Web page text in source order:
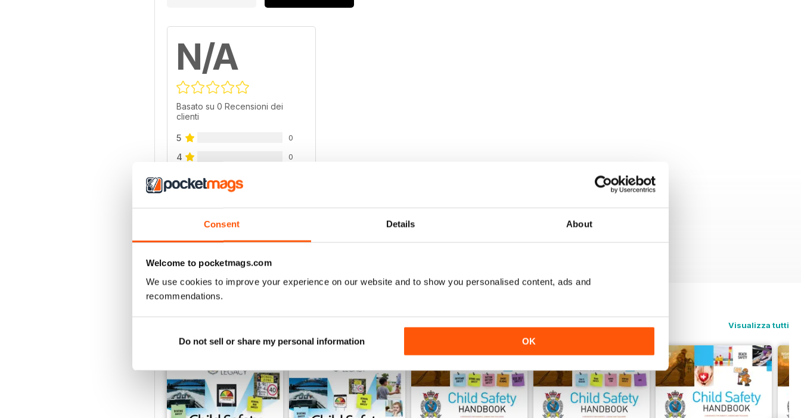
Consent Details About
Welcome to pocketmags.com
We use cookies to improve your experience on our website and to show you personalised content, ads and
recommendations.
Do not sell or share my personal information OK
N/A
Basato su 0 Recensioni dei
clienti
5 0
4 0
Visualizza tutti